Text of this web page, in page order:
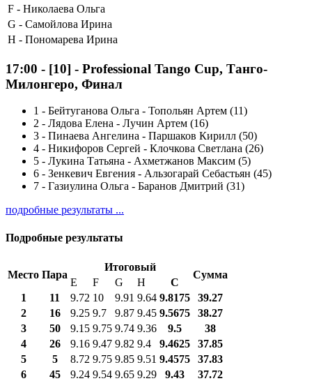
F - Николаева Ольга
G - Самойлова Ирина
H - Пономарева Ирина
17:00 - [10] - Professional Tango Cup, Танго-
Милонгеро, Финал
1 - Бейтуганова Ольга - Топольян Артем (11)
2 - Лядова Елена - Лучин Артем (16)
3 - Пинаева Ангелина - Паршаков Кирилл (50)
4 - Никифоров Сергей - Клочкова Светлана (26)
5 - Лукина Татьяна - Ахметжанов Максим (5)
6 - Зенкевич Евгения - Альзогарай Себастьян (45)
7 - Газиулина Ольга - Баранов Дмитрий (31)
подробные результаты ...
Подробные результаты
Место Пара
Итоговый
Сумма
E F G H
С
1
11 9.72 10 9.91 9.64 9.8175
39.27
2
16 9.25 9.7 9.87 9.45 9.5675
38.27
3
50 9.15 9.75 9.74 9.36 9.5
38
4
26 9.16 9.47 9.82 9.4 9.4625
37.85
5
5 8.72 9.75 9.85 9.51 9.4575
37.83
6
45 9.24 9.54 9.65 9.29 9.43
37.72